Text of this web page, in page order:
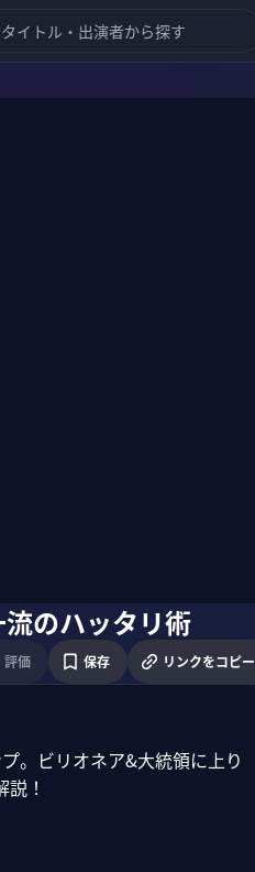
のハッタリ術
評価 保存 リンクをコピー
。ビリオネア&大統領に上り
！